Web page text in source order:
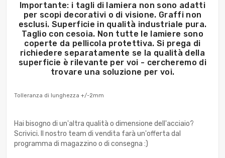
Importante: i tagli di lamiera non sono adatti
per scopi decorativi o di visione. Graffi non
esclusi. Superficie in qualità industriale pura.
Taglio con cesoia. Non tutte le lamiere sono
coperte da pellicola protettiva. Si prega di
richiedere separatamente se la qualità della
superficie è rilevante per voi - cercheremo di
trovare una soluzione per voi.
Tolleranza di lunghezza +/-2mm
Hai bisogno di un'altra qualità o dimensione dell'acciaio?
Scrivici. Il nostro team di vendita farà un'offerta dal
programma di magazzino o di consegna :)